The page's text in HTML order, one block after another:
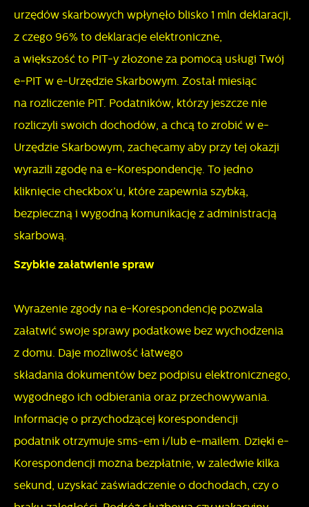
urzędów skarbowych wpłynęło blisko 1 mln deklaracji,
z czego 96% to deklaracje elektroniczne,
a większość to PIT-y złożone za pomocą usługi Twój
e-PIT w e-Urzędzie Skarbowym. Został miesiąc
na rozliczenie PIT. Podatników, którzy jeszcze nie
rozliczyli swoich dochodów, a chcą to zrobić w e-
Urzędzie Skarbowym, zachęcamy aby przy tej okazji
wyrazili zgodę na e-Korespondencję. To jedno
kliknięcie checkbox’u, które zapewnia szybką,
bezpieczną i wygodną komunikację z administracją
skarbową.
Szybkie załatwienie spraw
Wyrażenie zgody na e-Korespondencję pozwala
załatwić swoje sprawy podatkowe bez wychodzenia
z domu. Daje możliwość łatwego
składania dokumentów bez podpisu elektronicznego,
wygodnego ich odbierania oraz przechowywania.
Informację o przychodzącej korespondencji
podatnik otrzymuje sms-em i/lub e-mailem. Dzięki e-
Korespondencji można bezpłatnie, w zaledwie kilka
sekund, uzyskać zaświadczenie o dochodach, czy o